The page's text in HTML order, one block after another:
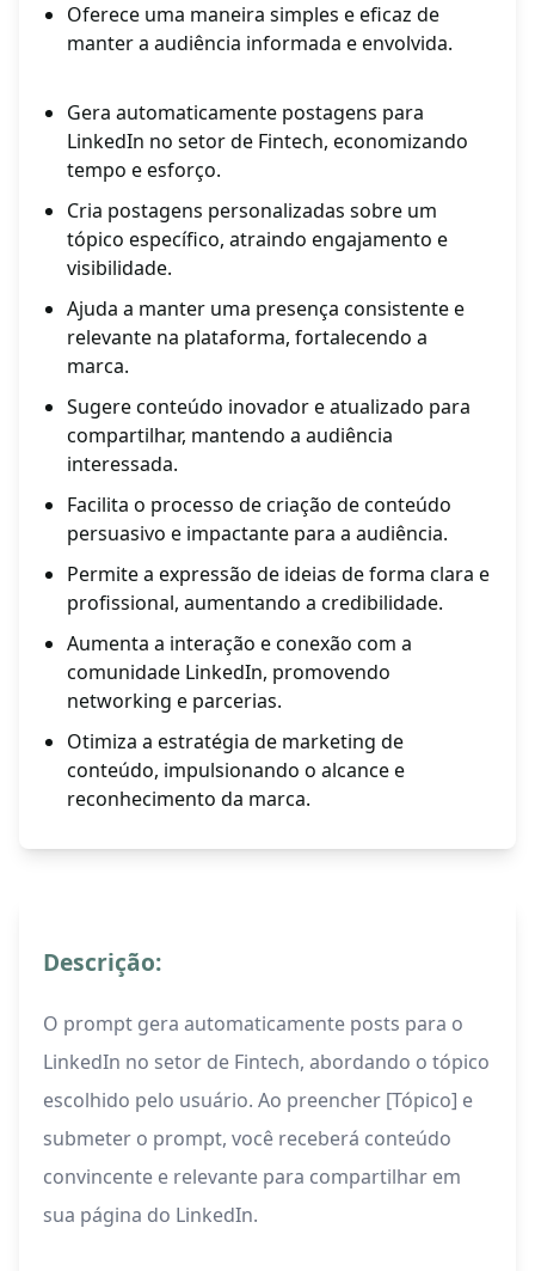
Oferece uma maneira simples e eficaz de
manter a audiência informada e envolvida.
Gera automaticamente postagens para
LinkedIn no setor de Fintech, economizando
tempo e esforço.
Cria postagens personalizadas sobre um
tópico específico, atraindo engajamento e
visibilidade.
Ajuda a manter uma presença consistente e
relevante na plataforma, fortalecendo a
marca.
Sugere conteúdo inovador e atualizado para
compartilhar, mantendo a audiência
interessada.
Facilita o processo de criação de conteúdo
persuasivo e impactante para a audiência.
Permite a expressão de ideias de forma clara e
profissional, aumentando a credibilidade.
Aumenta a interação e conexão com a
comunidade LinkedIn, promovendo
networking e parcerias.
Otimiza a estratégia de marketing de
conteúdo, impulsionando o alcance e
reconhecimento da marca.
Descrição:
O prompt gera automaticamente posts para o
LinkedIn no setor de Fintech, abordando o tópico
escolhido pelo usuário. Ao preencher [Tópico] e
submeter o prompt, você receberá conteúdo
convincente e relevante para compartilhar em
sua página do LinkedIn.